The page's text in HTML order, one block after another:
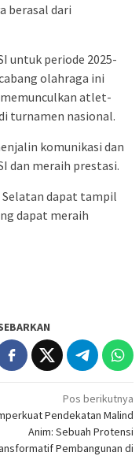
berasal dari
untuk periode 2025-
olahraga ini
atlet-
turnamen nasional.
komunikasi dan
dan meraih prestasi.
Selatan dapat tampil
dapat meraih
Pos berikutnya
Pendekatan Malind
Anim: Sebuah Protensi
Pembangunan di